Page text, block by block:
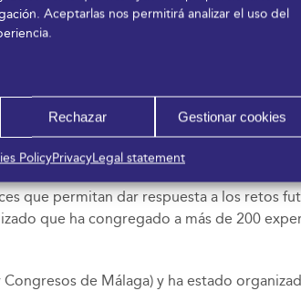
Aceptarlas nos permitirá analizar el uso del
Rechazar Gestionar cookies
PolicyPrivacyLegal statement
y la participación activa de los
Zaragoza, Sevilla, Málaga, la
como especializados, que se ha
en prensa escrita, radio, televisión y
como la innovación en el
que permitan dar respuesta a los retos
que ha congregado a más de 200
de Málaga) y ha estado